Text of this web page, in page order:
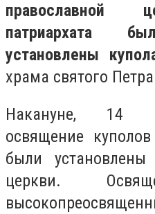
православной
патриархата
установлены
храма святого
Накануне, 14
освящение
были
церкви.